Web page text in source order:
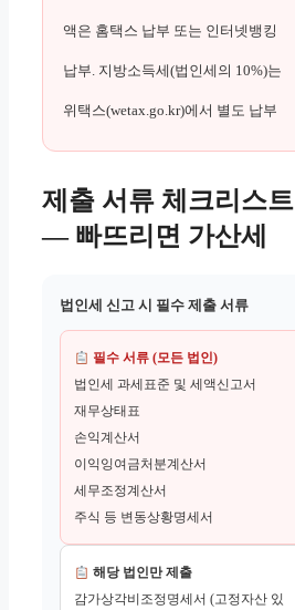
액은 홈택스 납부 또는 인터넷뱅킹
납부. 지방소득세(법인세의 10%)는
위택스(wetax.go.kr)에서 별도 납부
제출 서류 체크리스트
— 빠뜨리면 가산세
법인세 신고 시 필수 제출 서류
필수 서류 (모든 법인)
법인세 과세표준 및 세액신고서
재무상태표
손익계산서
이익잉여금처분계산서
세무조정계산서
주식 등 변동상황명세서
해당 법인만 제출
감가상각비조정명세서 (고정자산 있